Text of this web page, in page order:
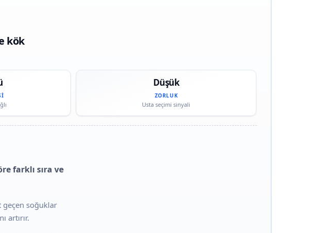
kök
Düşük
ZORLUK
Usta seçimi sinyali
farklı sıra ve
geçen soğuklar
artırır.